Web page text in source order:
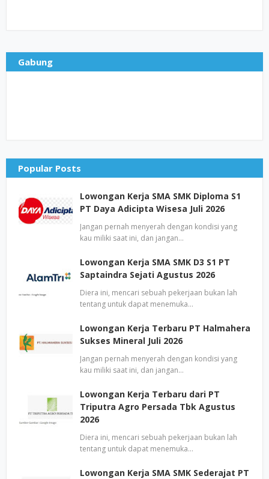
Gabung
Popular Posts
Lowongan Kerja SMA SMK Diploma S1
PT Daya Adicipta Wisesa Juli 2026
Jangan pernah menyerah dengan kondisi yang
kau miliki saat ini, dan jangan…
Lowongan Kerja SMA SMK D3 S1 PT
Saptaindra Sejati Agustus 2026
Diera ini, mencari sebuah pekerjaan bukan lah
tentang untuk dapat menemuka…
Lowongan Kerja Terbaru PT Halmahera
Sukses Mineral Juli 2026
Jangan pernah menyerah dengan kondisi yang
kau miliki saat ini, dan jangan…
Lowongan Kerja Terbaru dari PT
Triputra Agro Persada Tbk Agustus
2026
Diera ini, mencari sebuah pekerjaan bukan lah
tentang untuk dapat menemuka…
Lowongan Kerja SMA SMK Sederajat PT